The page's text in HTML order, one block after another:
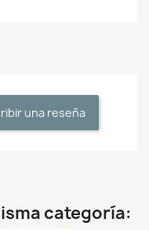
una reseña
categoría: